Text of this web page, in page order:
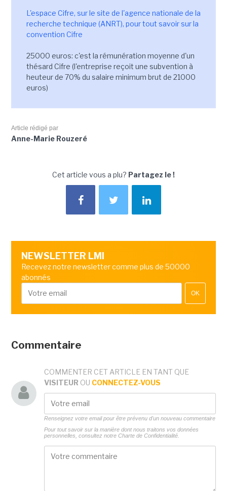
L'espace Cifre, sur le site de l'agence nationale de la
recherche technique (ANRT), pour tout savoir sur la
convention Cifre
25000 euros: c'est la rémunération moyenne d'un
thésard Cifre (l'entreprise reçoit une subvention à
heuteur de 70% du salaire minimum brut de 21000
euros)
Article rédigé par
Anne-Marie Rouzeré
Cet article vous a plu? Partagez le !
NEWSLETTER LMI
Recevez notre newsletter comme plus de 50000
abonnés
OK
Commentaire
COMMENTER CET ARTICLE EN TANT QUE
VISITEUR OU CONNECTEZ-VOUS
Renseignez votre email pour être prévenu d'un nouveau commentaire
Pour tout savoir sur la manière dont nous traitons vos données
personnelles, consultez notre Charte de Confidentialité.